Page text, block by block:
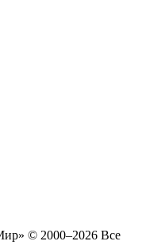
© 2000‒2026 Все